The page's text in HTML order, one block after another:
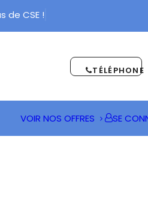
de CSE !
VOIR NOS OFFRES SE
TÉLÉPHONE